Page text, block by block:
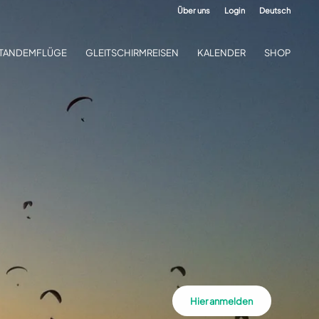
Hier anmelden
Über uns Login Deutsch
GLEITSCHIRMREISEN KALENDER SHOP